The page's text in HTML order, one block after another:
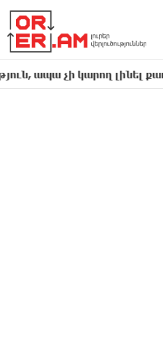
չի կարող լինել